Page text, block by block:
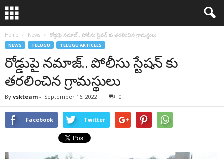
Home News రోడ్డుపై న‌మాజ్.. పోలీసు స్టేషన్ కు తరలించిన గ్రామస్థులు
NEWS TELUGU TELUGU ARTICLES
రోడ్డుపై న‌మాజ్.. పోలీసు స్టేషన్ కు
తరలించిన గ్రామస్థులు
By vskteam - September 16, 2022 0
Facebook Twitter